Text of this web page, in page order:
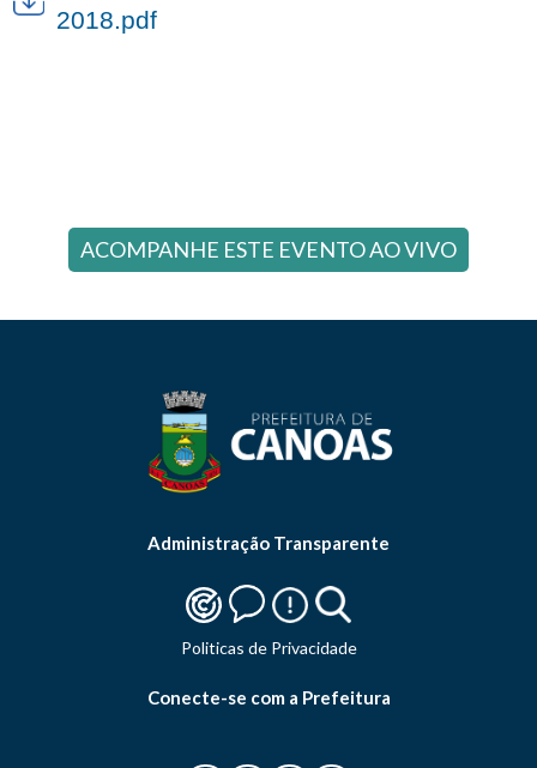
2018.pdf
ACOMPANHE ESTE EVENTO AO VIVO
Administração Transparente
Politicas de Privacidade
Conecte-se com a Prefeitura